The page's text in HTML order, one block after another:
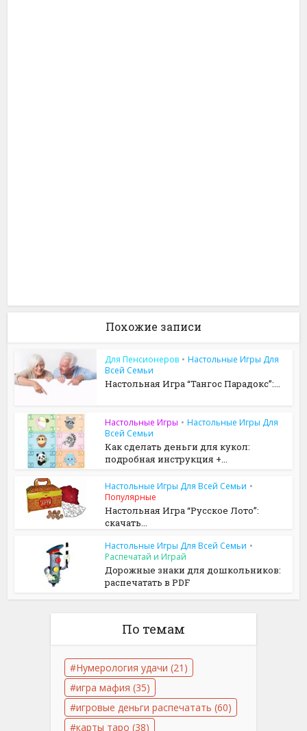
Похожие записи
Для Пенсионеров • Настольные Игры Для
Всей Семьи
Настольная Игра “Тангос Парадокс”:...
Настольные Игры • Настольные Игры Для
Всей Семьи
Как сделать деньги для кукол:
подробная инструкция +...
Настольные Игры Для Всей Семьи •
Популярные
Настольная Игра “Русское Лото”:
скачать...
Настольные Игры Для Всей Семьи •
Распечатай и Играй
Дорожные знаки для дошкольников:
распечатать в PDF
По темам
Нумерология удачи (21)
игра мафия (35)
игровые деньги распечатать (60)
карты таро (38)